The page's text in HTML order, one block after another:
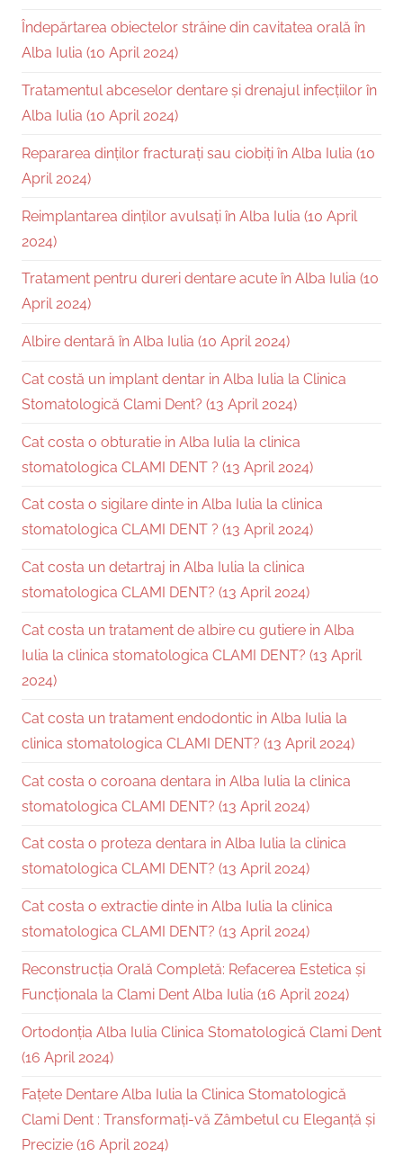
Îndepărtarea obiectelor străine din cavitatea orală în
Alba Iulia (10 April 2024)
Tratamentul abceselor dentare și drenajul infecțiilor în
Alba Iulia (10 April 2024)
Repararea dinților fracturați sau ciobiți în Alba Iulia (10
April 2024)
Reimplantarea dinților avulsați în Alba Iulia (10 April
2024)
Tratament pentru dureri dentare acute în Alba Iulia (10
April 2024)
Albire dentară în Alba Iulia (10 April 2024)
Cat costă un implant dentar in Alba Iulia la Clinica
Stomatologică Clami Dent? (13 April 2024)
Cat costa o obturatie in Alba Iulia la clinica
stomatologica CLAMI DENT ? (13 April 2024)
Cat costa o sigilare dinte in Alba Iulia la clinica
stomatologica CLAMI DENT ? (13 April 2024)
Cat costa un detartraj in Alba Iulia la clinica
stomatologica CLAMI DENT? (13 April 2024)
Cat costa un tratament de albire cu gutiere in Alba
Iulia la clinica stomatologica CLAMI DENT? (13 April
2024)
Cat costa un tratament endodontic in Alba Iulia la
clinica stomatologica CLAMI DENT? (13 April 2024)
Cat costa o coroana dentara in Alba Iulia la clinica
stomatologica CLAMI DENT? (13 April 2024)
Cat costa o proteza dentara in Alba Iulia la clinica
stomatologica CLAMI DENT? (13 April 2024)
Cat costa o extractie dinte in Alba Iulia la clinica
stomatologica CLAMI DENT? (13 April 2024)
Reconstrucția Orală Completă: Refacerea Estetica și
Funcționala la Clami Dent Alba Iulia (16 April 2024)
Ortodonția Alba Iulia Clinica Stomatologică Clami Dent
(16 April 2024)
Fațete Dentare Alba Iulia la Clinica Stomatologică
Clami Dent : Transformați-vă Zâmbetul cu Eleganță și
Precizie (16 April 2024)